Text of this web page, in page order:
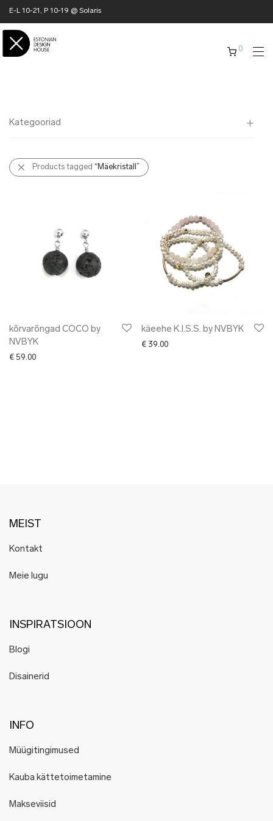
E-L 10-21, P 10-19 @ Solaris
0
Kategooriad
Kõik
✖ KODU
✖ ONLY @ EDH
✖ LÕPUMÜÜK
Products tagged “Mäekristall”
kõrvarõngad COCO by
NVBYK
€ 59.00
käeehe K.I.S.S. by NVBYK
€ 39.00
MEIST
Kontakt
Meie lugu
INSPIRATSIOON
Blogi
Disainerid
INFO
Müügitingimused
Kauba kättetoimetamine
Makseviisid